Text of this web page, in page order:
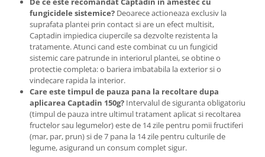
Gresor / Decalimetru
Hranitoare/ Adapatoare
Lama motofierastrau / drujba
Lant motofierastrau / drujba
Lubrifianti
Masca de sudura & accesori
Motocoasa
Motocoasa si consumabile /
accesorii
fungicidele sistemice? Deoarece actioneaza exclusiv la
suprafata plantei prin contact si are un efect multisit,
Captadin impiedica ciupercile sa dezvolte rezistenta la
tratamente. Atunci cand este combinat cu un fungicid
sistemic care patrunde in interiorul plantei, se obtine o
protectie completa: o bariera imbatabila la exterior si o
vindecare rapida la interior.
Care este timpul de pauza pana la recoltare dupa
aplicarea Captadin 150g? Intervalul de siguranta obligatoriu
(timpul de pauza intre ultimul tratament aplicat si recoltarea
fructelor sau legumelor) este de 14 zile pentru pomii fructiferi
(mar, par, prun) si de 7 pana la 14 zile pentru culturile de
legume, asigurand un consum complet sigur.